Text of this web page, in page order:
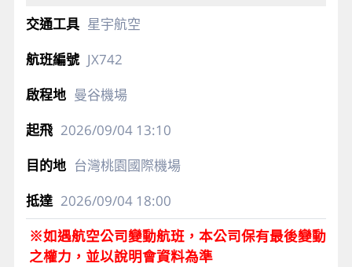
星宇航空
JX742
曼谷機場
2026/09/0413:10
台灣桃園國際機場
2026/09/0418:00
※如遇航空公司變動航班，本公司保有最後變動
之權力，並以說明會資料為準